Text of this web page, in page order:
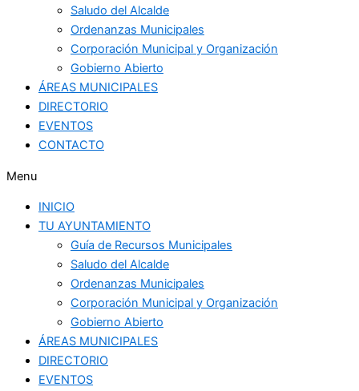
Saludo del Alcalde
Ordenanzas Municipales
Corporación Municipal y Organización
Gobierno Abierto
ÁREAS MUNICIPALES
DIRECTORIO
EVENTOS
CONTACTO
Menu
INICIO
TU AYUNTAMIENTO
Guía de Recursos Municipales
Saludo del Alcalde
Ordenanzas Municipales
Corporación Municipal y Organización
Gobierno Abierto
ÁREAS MUNICIPALES
DIRECTORIO
EVENTOS